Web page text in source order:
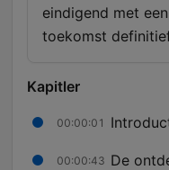
eindigend met
toekomst
Kapitler
00:00:01
00:00:43 De